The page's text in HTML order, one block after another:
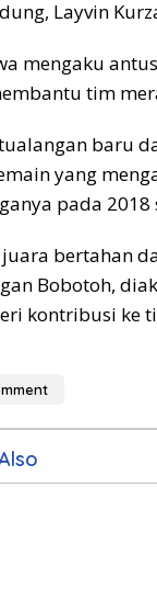
Layvin
mengaku
tim
baru
yang
pada
bertahan
Bobotoh,
kontribusi ke